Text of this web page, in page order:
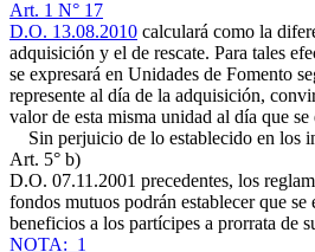
Art. 1 N° 17
D.O. 13.08.2010 calculará como la
adquisición y el de rescate. Para tales
se expresará en Unidades de Fomento
represente al día de la adquisición,
valor de esta misma unidad al día que se
Sin perjuicio de lo establecido en los
Art. 5° b)
D.O. 07.11.2001 precedentes, los
fondos mutuos podrán establecer que se
beneficios a los partícipes a prorrata de
NOTA: 1